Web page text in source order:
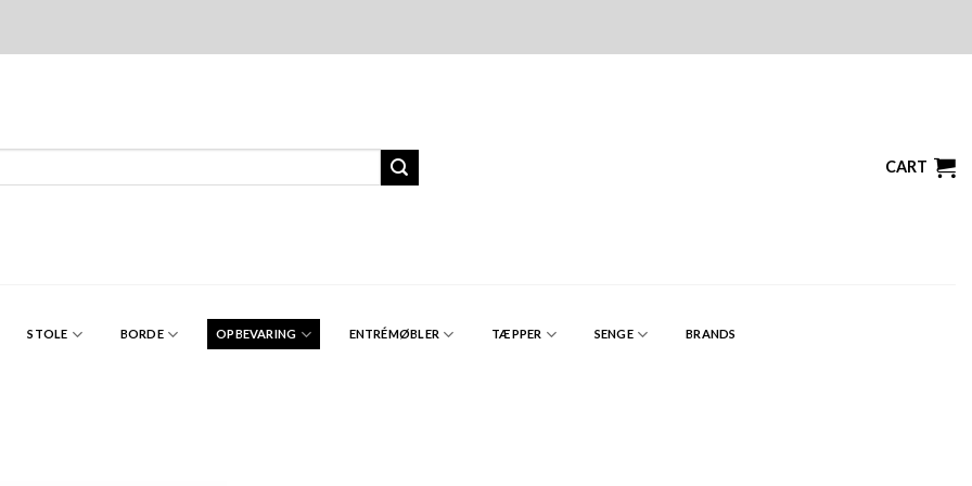
CART
STOLE BORDE OPBEVARING ENTRÉMØBLER TÆPPER SENGE BRANDS